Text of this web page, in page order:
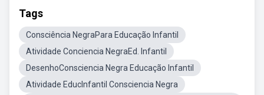
Tags
Consciência NegraPara Educação Infantil
Atividade Conciencia NegraEd. Infantil
DesenhoConsciencia Negra Educação Infantil
Atividade EducInfantil Consciencia Negra